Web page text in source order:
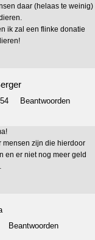
daar (helaas te weinig)
ik zal een flinke donatie
Beantwoorden
mensen zijn die hierdoor
en er niet nog meer geld
Beantwoorden